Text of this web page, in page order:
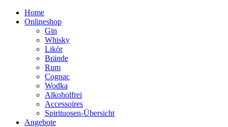
Home
Onlineshop
Gin
Whisky
Likör
Brände
Rum
Cognac
Wodka
Alkoholfrei
Accessoires
Spirituosen-Übersicht
Angebote